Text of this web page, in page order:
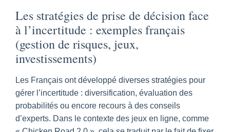
Les stratégies de prise de décision face
à l’incertitude : exemples français
(gestion de risques, jeux,
investissements)
Les Français ont développé diverses stratégies pour
gérer l’incertitude : diversification, évaluation des
probabilités ou encore recours à des conseils
d’experts. Dans le contexte des jeux en ligne, comme